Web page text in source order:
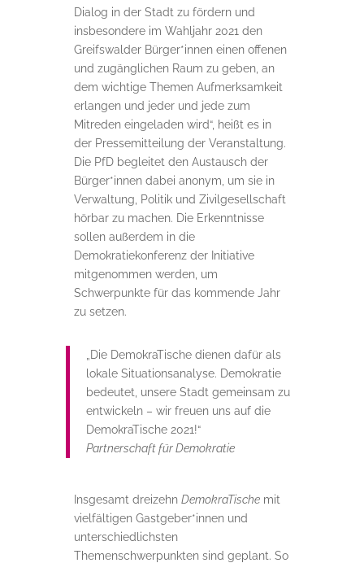
Dialog in der Stadt zu fördern und
insbesondere im Wahljahr 2021 den
Greifswalder Bürger*innen einen offenen
und zugänglichen Raum zu geben, an
dem wichtige Themen Aufmerksamkeit
erlangen und jeder und jede zum
Mitreden eingeladen wird“, heißt es in
der Pressemitteilung der Veranstaltung.
Die PfD begleitet den Austausch der
Bürger*innen dabei anonym, um sie in
Verwaltung, Politik und Zivilgesellschaft
hörbar zu machen. Die Erkenntnisse
sollen außerdem in die
Demokratiekonferenz der Initiative
mitgenommen werden, um
Schwerpunkte für das kommende Jahr
zu setzen.
„Die DemokraTische dienen dafür als
lokale Situationsanalyse. Demokratie
bedeutet, unsere Stadt gemeinsam zu
entwickeln – wir freuen uns auf die
DemokraTische 2021!“
Partnerschaft für Demokratie
Insgesamt dreizehn DemokraTischemit
vielfältigen Gastgeber*innen und
unterschiedlichsten
Themenschwerpunkten sind geplant. So